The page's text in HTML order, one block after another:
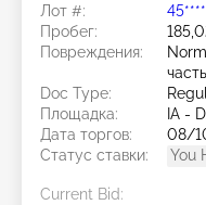
Лот #:
Пробег:
Повреждения:
часть
Doc Type:
Площадка:
IA -
Дата торгов:
08/
Статус ставки:
You
Current Bid: